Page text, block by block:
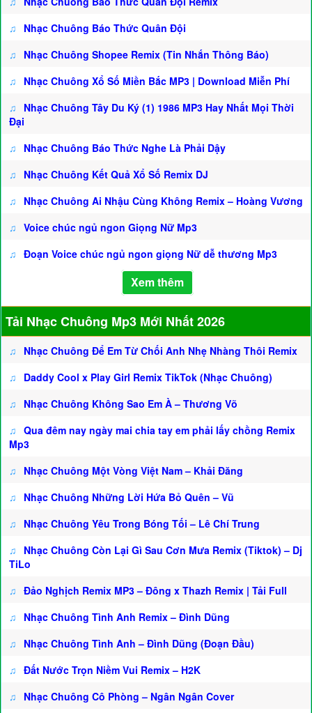
♫
Nhạc Chuông Báo Thức Quân Đội
♫
Nhạc Chuông Shopee Remix (Tin Nhắn Thông Báo)
♫
Nhạc Chuông Xổ Số Miền Bắc MP3 | Download Miễn Phí
♫
Nhạc Chuông Tây Du Ký (1) 1986 MP3 Hay Nhất Mọi Thời
Đại
♫
Nhạc Chuông Báo Thức Nghe Là Phải Dậy
♫
Nhạc Chuông Kết Quả Xổ Số Remix DJ
♫
Nhạc Chuông Ai Nhậu Cùng Không Remix – Hoàng Vương
♫ Voice chúc ngủ ngon Giọng Nữ Mp3
♫ Đoạn Voice chúc ngủ ngon giọng Nữ dễ thương Mp3
Xem thêm
Tải Nhạc Chuông Mp3 Mới Nhất 2026
♫
Nhạc Chuông Để Em Từ Chối Anh Nhẹ Nhàng Thôi Remix
♫
Daddy Cool x Play Girl Remix TikTok (Nhạc Chuông)
♫
Nhạc Chuông Không Sao Em À – Thương Võ
♫ Qua đêm nay ngày mai chia tay em phải lấy chồng Remix
Mp3
♫
Nhạc Chuông Một Vòng Việt Nam – Khải Đăng
♫
Nhạc Chuông Những Lời Hứa Bỏ Quên – Vũ
♫
Nhạc Chuông Yêu Trong Bóng Tối – Lê Chí Trung
♫
Nhạc Chuông Còn Lại Gì Sau Cơn Mưa Remix (Tiktok) – Dj
TiLo
♫ Đảo Nghịch Remix MP3 – Đông x Thazh Remix | Tải Full
♫
Nhạc Chuông Tình Anh Remix – Đình Dũng
♫
Nhạc Chuông Tình Anh – Đình Dũng (Đoạn Đầu)
♫ Đất Nước Trọn Niềm Vui Remix – H2K
♫
Nhạc Chuông Cô Phòng – Ngân Ngân Cover